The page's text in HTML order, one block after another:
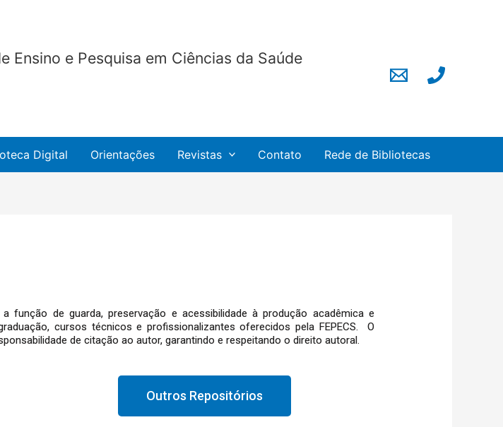
Ensino e Pesquisa em Ciências da Saúde
Digital Orientações Revistas Contato Rede de Bibliotecas
função de guarda, preservação e acessibilidade à produção acadêmica e
cursos técnicos e profissionalizantes oferecidos pela FEPECS. O
de citação ao autor, garantindo e respeitando o direito autoral.
Outros Repositórios